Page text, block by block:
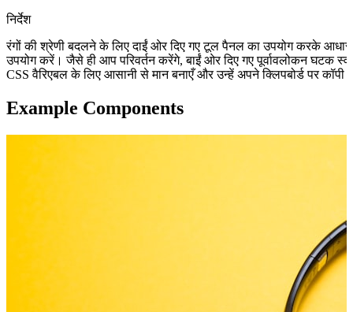
निर्देश
रंगों की श्रेणी बदलने के लिए दाईं ओर दिए गए टूल पैनल का उपयोग करके
उपयोग करें। जैसे ही आप परिवर्तन करेंगे, बाईं ओर दिए गए पूर्वावलोकन घटक
CSS वैरिएबल के लिए आसानी से मान बनाएँ और उन्हें अपने क्लिपबोर्ड पर कॉपी
Example Components